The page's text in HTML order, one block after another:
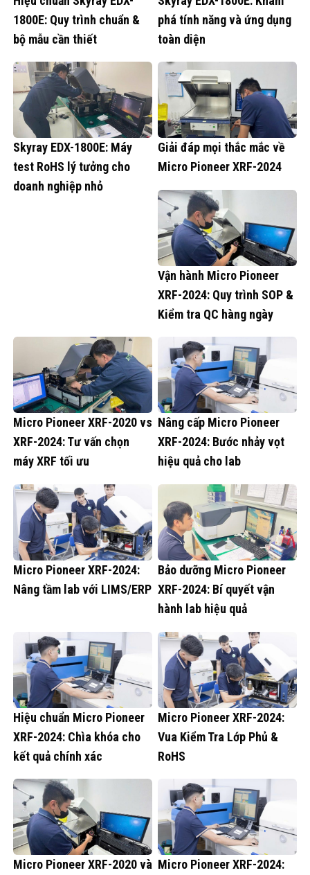
1800E: Quy trình chuẩn &
bộ mẫu cần thiết
phá tính năng và ứng dụng
toàn diện
Skyray EDX-1800E: Máy
test RoHS lý tưởng cho
doanh nghiệp nhỏ
Giải đáp mọi thắc mắc về
Micro Pioneer XRF-2024
Vận hành Micro Pioneer
XRF-2024: Quy trình SOP &
Kiểm tra QC hàng ngày
Micro Pioneer XRF-2020 vs
XRF-2024: Tư vấn chọn
máy XRF tối ưu
Nâng cấp Micro Pioneer
XRF-2024: Bước nhảy vọt
hiệu quả cho lab
Micro Pioneer XRF-2024:
Nâng tầm lab với LIMS/ERP
Bảo dưỡng Micro Pioneer
XRF-2024: Bí quyết vận
hành lab hiệu quả
Hiệu chuẩn Micro Pioneer
XRF-2024: Chìa khóa cho
kết quả chính xác
Micro Pioneer XRF-2024:
Vua Kiểm Tra Lớp Phủ &
RoHS
Micro Pioneer XRF-2020 và Micro Pioneer XRF-2024: